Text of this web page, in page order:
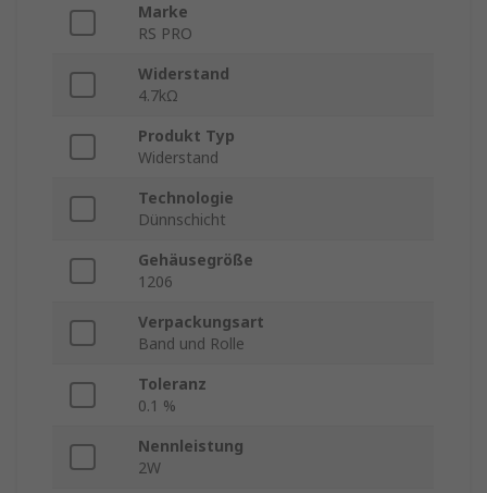
Marke
RS PRO
Widerstand
4.7kΩ
Produkt Typ
Widerstand
Technologie
Dünnschicht
Gehäusegröße
1206
Verpackungsart
Band und Rolle
Toleranz
0.1 %
Nennleistung
2W